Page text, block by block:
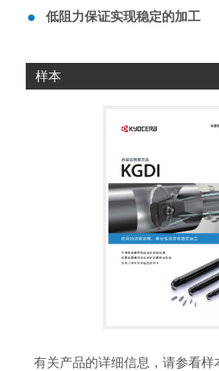
低阻力保证实现稳定的加工
样本
有关产品的详细信息，请参看样